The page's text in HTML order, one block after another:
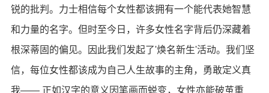
锐的批判。力士相信每个女性都该拥有一个能代表她智慧
和力量的名字。但时至今日，许多女性名字背后仍深藏着
根深蒂固的偏见。因此我们发起了'焕名新生'活动。我们坚
信，每位女性都该成为自己人生故事的主角，勇敢定义真
我—— 正如汉字的意义因笔画而蜕变，女性亦能破茧重